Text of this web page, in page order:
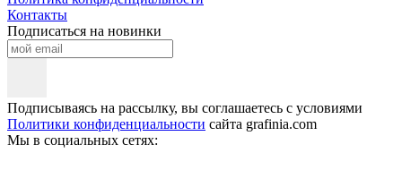
Контакты
Подписаться на новинки
Подписываясь на рассылку, вы соглашаетесь с условиями
Политики конфиденциальности сайта grafinia.com
Мы в социальных сетях: